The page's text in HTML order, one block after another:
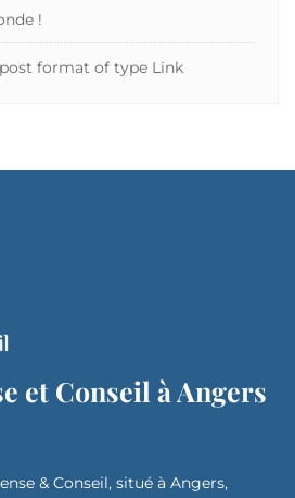
!
format of type Link
et Conseil à Angers
& Conseil, situé à Angers,